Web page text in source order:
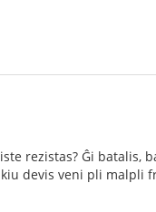
rezistas? Ĝi batalis,
devis veni pli malpli